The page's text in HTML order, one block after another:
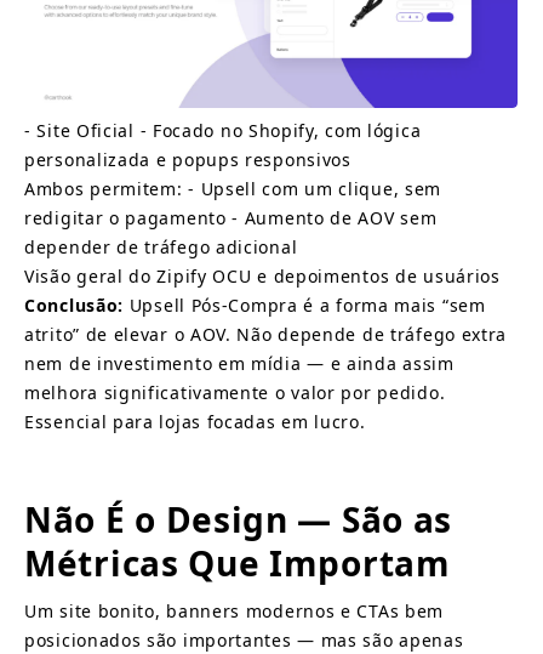
- Site Oficial - Focado no Shopify, com lógica
personalizada e popups responsivos
Ambos permitem: - Upsell com um clique, sem
redigitar o pagamento - Aumento de AOV sem
depender de tráfego adicional
Visão geral do Zipify OCU e depoimentos de usuários
Conclusão: Upsell Pós-Compra é a forma mais “sem
atrito” de elevar o AOV. Não depende de tráfego extra
nem de investimento em mídia — e ainda assim
melhora significativamente o valor por pedido.
Essencial para lojas focadas em lucro.
Não É o Design — São as
Métricas Que Importam
Um site bonito, banners modernos e CTAs bem
posicionados são importantes — mas são apenas